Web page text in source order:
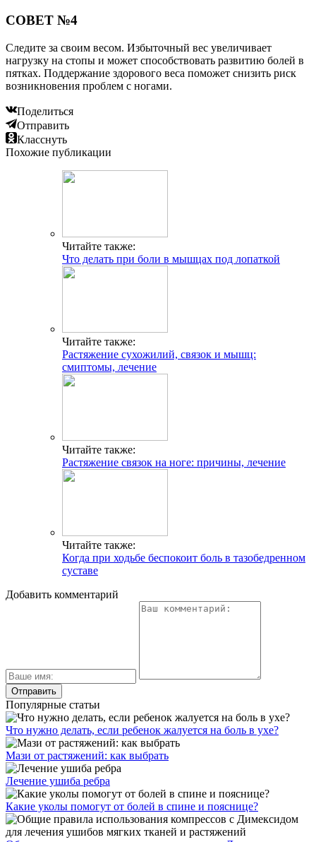
СОВЕТ №4
Следите за своим весом. Избыточный вес увеличивает
нагрузку на стопы и может способствовать развитию болей в
пятках. Поддержание здорового веса поможет снизить риск
возникновения проблем с ногами.
Поделиться
Отправить
Класснуть
Похожие публикации
Читайте также:
Что делать при боли в мышцах под лопаткой
Читайте также:
Растяжение сухожилий, связок и мышц:
смиптомы, лечение
Читайте также:
Растяжение связок на ноге: причины, лечение
Читайте также:
Когда при ходьбе беспокоит боль в тазобедренном
суставе
Добавить комментарий
Популярные статьи
Что нужно делать, если ребенок жалуется на боль в ухе?
Мази от растяжений: как выбрать
Лечение ушиба ребра
Какие уколы помогут от болей в спине и пояснице?